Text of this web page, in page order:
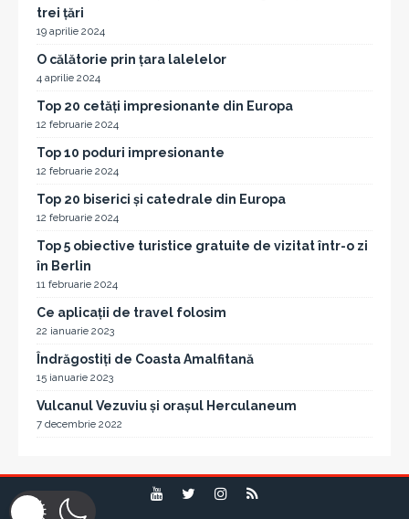
trei țări
19 aprilie 2024
O călătorie prin țara lalelelor
4 aprilie 2024
Top 20 cetăți impresionante din Europa
12 februarie 2024
Top 10 poduri impresionante
12 februarie 2024
Top 20 biserici și catedrale din Europa
12 februarie 2024
Top 5 obiective turistice gratuite de vizitat într-o zi
în Berlin
11 februarie 2024
Ce aplicații de travel folosim
22 ianuarie 2023
Îndrăgostiți de Coasta Amalfitană
15 ianuarie 2023
Vulcanul Vezuviu și orașul Herculaneum
7 decembrie 2022